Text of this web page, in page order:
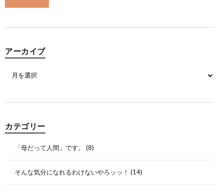
アーカイブ
カテゴリー
「母だって人間」です。 (8)
そんな気分になれるわけないやろッッ！ (14)